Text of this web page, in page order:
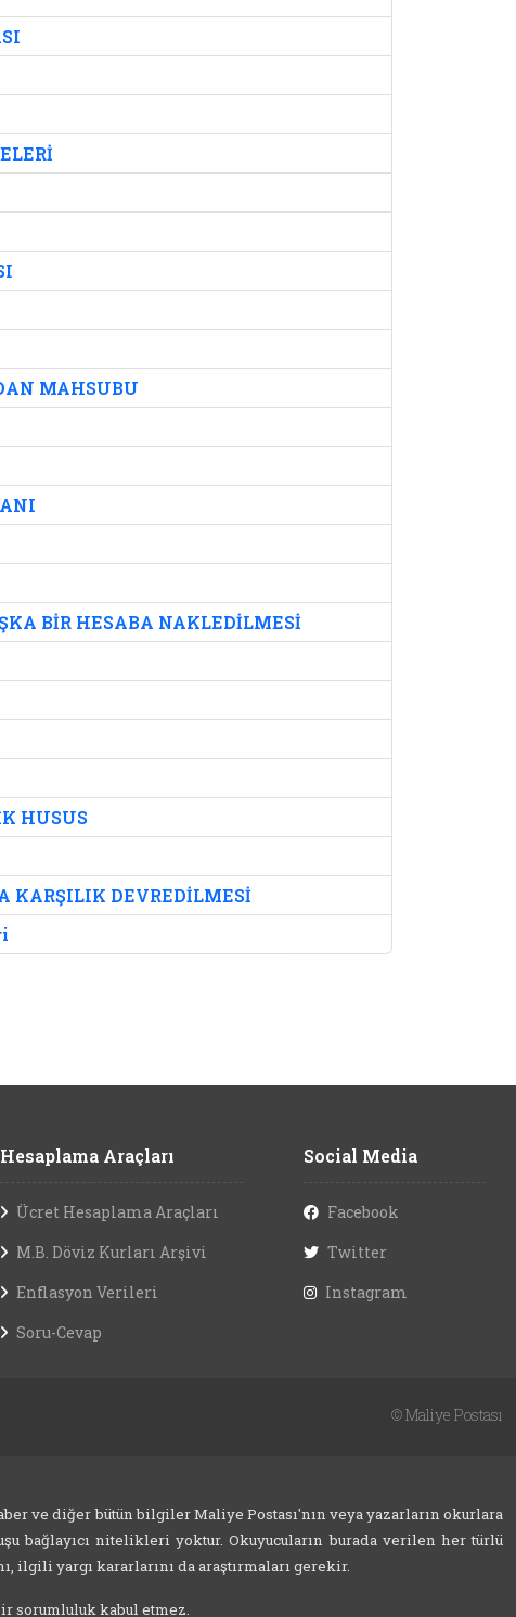
MAHSUBU
BİR HESABA NAKLEDİLMESİ
HUSUS
KARŞILIK DEVREDİLMESİ
Hesaplama Araçları
Ücret Hesaplama Araçları
M.B. Döviz Kurları Arşivi
Enflasyon Verileri
Soru-Cevap
Social Media
Facebook
Twitter
Instagram
©Maliye Postası
ve diğer bütün bilgiler Maliye Postası'nın veya yazarların okurlara
nitelikleri yoktur. Okuyucuların burada verilen her türlü
yargı kararlarını da araştırmaları gerekir.
sorumluluk kabul etmez.